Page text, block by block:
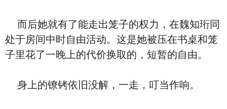
而后她就有了能走出笼子的权力，在魏知珩同
处于房间中时自由活动。这是她被压在书桌和笼
子里花了一晚上的代价换取的，短暂的自由。
身上的镣铐依旧没解，一走，叮当作响。